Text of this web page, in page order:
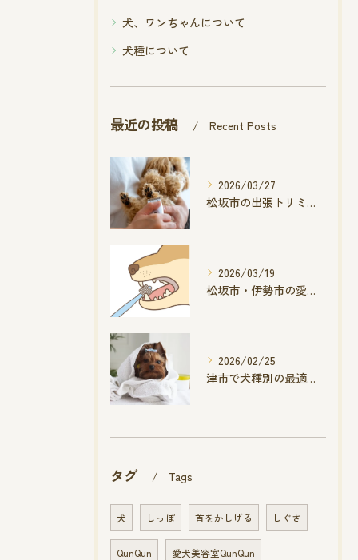
犬、ワンちゃんについて
犬種について
最近の投稿 Recent Posts
2026/03/27
松坂市の出張トリミングで足裏ケア
2026/03/19
松坂市・伊勢市の愛犬歯磨き術
2026/02/25
津市で犬種別の最適トリミング頻度
タグ Tags
犬 しっぽ 首をかしげる しぐさ
QunQun 愛犬美容室QunQun